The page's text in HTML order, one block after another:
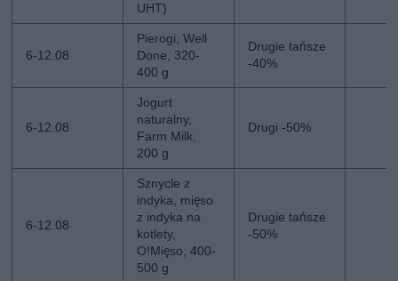
UHT)
6-12.08
Pierogi, Well
Done, 320-
400 g
Drugie tańsze
-40%
6-12.08
Jogurt
naturalny,
Farm Milk,
200 g
Drugi -50%
6-12.08
Sznycle z
indyka, mięso
z indyka na
kotlety,
O!Mięso, 400-
500 g
Drugie tańsze
-50%